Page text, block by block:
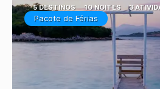
5 DESTINOS 10 NOITES 3
Pacote de Férias